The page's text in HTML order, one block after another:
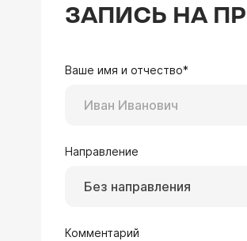
ЗАПИСЬ НА
Ваше имя и отчество*
Направление
Без направления
Комментарий